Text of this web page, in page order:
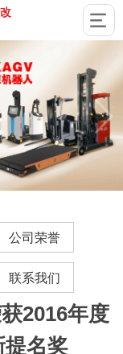
公司荣誉
联系我们
2016年度
提名奖